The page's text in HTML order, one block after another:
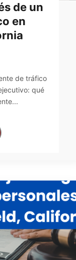
de un
en
de tráfico
qué